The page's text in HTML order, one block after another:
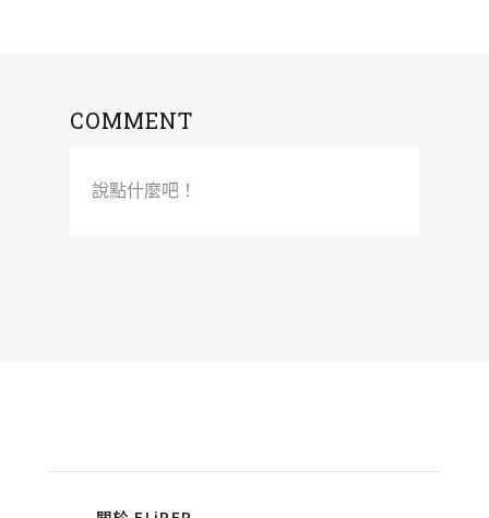
COMMENT
說點什麼吧！